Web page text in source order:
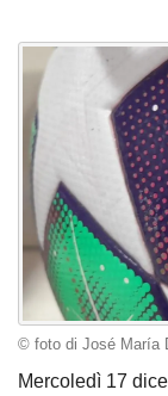
© foto di José María
Mercoledì 17